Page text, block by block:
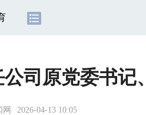
司原党委书记
网 2026-04-13 10:05